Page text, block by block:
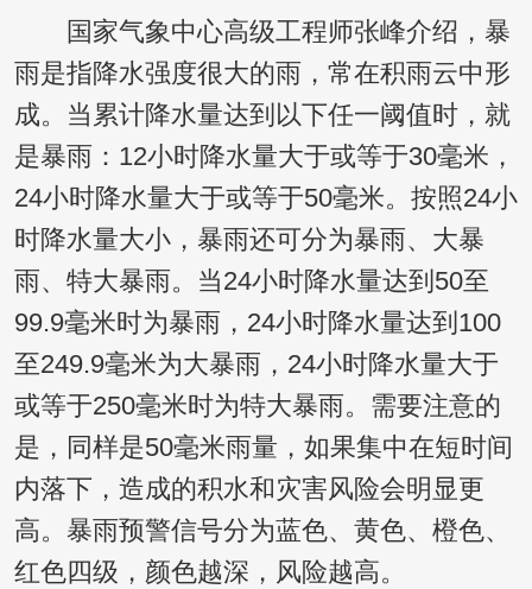
国家气象中心高级工程师张峰介绍，暴
雨是指降水强度很大的雨，常在积雨云中形
成。当累计降水量达到以下任一阈值时，就
是暴雨：12小时降水量大于或等于30毫米，
24小时降水量大于或等于50毫米。按照24小
时降水量大小，暴雨还可分为暴雨、大暴
雨、特大暴雨。当24小时降水量达到50至
99.9毫米时为暴雨，24小时降水量达到100
至249.9毫米为大暴雨，24小时降水量大于
或等于250毫米时为特大暴雨。需要注意的
是，同样是50毫米雨量，如果集中在短时间
内落下，造成的积水和灾害风险会明显更
高。暴雨预警信号分为蓝色、黄色、橙色、
红色四级，颜色越深，风险越高。